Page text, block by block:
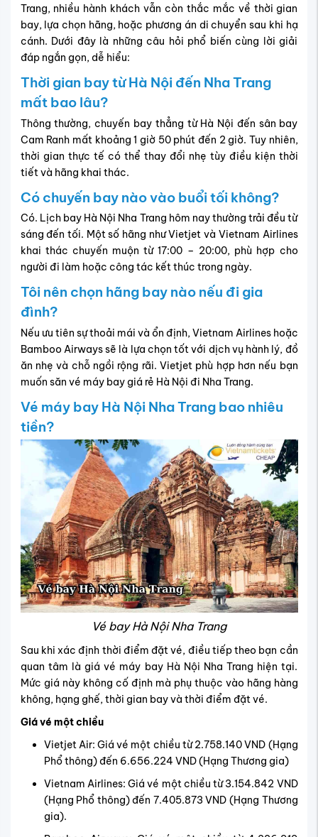
Trang, nhiều hành khách vẫn còn thắc mắc về thời gian
bay, lựa chọn hãng, hoặc phương án di chuyển sau khi hạ
cánh. Dưới đây là những câu hỏi phổ biến cùng lời giải
đáp ngắn gọn, dễ hiểu:
Thời gian bay từ Hà Nội đến Nha Trang
mất bao lâu?
Thông thường, chuyến bay thẳng từ Hà Nội đến sân bay
Cam Ranh mất khoảng 1 giờ 50 phút đến 2 giờ. Tuy nhiên,
thời gian thực tế có thể thay đổi nhẹ tùy điều kiện thời
tiết và hãng khai thác.
Có chuyến bay nào vào buổi tối không?
Có. Lịch bay Hà Nội Nha Trang hôm nay thường trải đều từ
sáng đến tối. Một số hãng như Vietjet và Vietnam Airlines
khai thác chuyến muộn từ 17:00 – 20:00, phù hợp cho
người đi làm hoặc công tác kết thúc trong ngày.
Tôi nên chọn hãng bay nào nếu đi gia
đình?
Nếu ưu tiên sự thoải mái và ổn định, Vietnam Airlines hoặc
Bamboo Airways sẽ là lựa chọn tốt với dịch vụ hành lý, đồ
ăn nhẹ và chỗ ngồi rộng rãi. Vietjet phù hợp hơn nếu bạn
muốn săn vé máy bay giá rẻ Hà Nội đi Nha Trang.
Vé máy bay Hà Nội Nha Trang bao nhiêu
tiền?
Vé bay Hà Nội Nha Trang
Sau khi xác định thời điểm đặt vé, điều tiếp theo bạn cần
quan tâm là giá vé máy bay Hà Nội Nha Trang hiện tại.
Mức giá này không cố định mà phụ thuộc vào hãng hàng
không, hạng ghế, thời gian bay và thời điểm đặt vé.
Giá vé một chiều
Vietjet Air: Giá vé một chiều từ 2.758.140 VND (Hạng
Phổ thông) đến 6.656.224 VND (Hạng Thương gia)
Vietnam Airlines: Giá vé một chiều từ 3.154.842 VND
(Hạng Phổ thông) đến 7.405.873 VND (Hạng Thương
gia).​